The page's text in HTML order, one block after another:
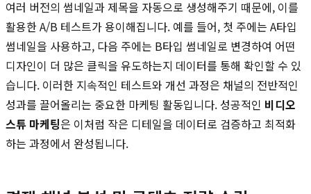
여러 버전의 썸네일과 제목을 자동으로 생성해주기 때문에, 이를
활용한 A/B 테스트가 용이해집니다. 예를 들어, 첫 주에는 A타입
썸네일을 사용하고, 다음 주에는 B타입 썸네일로 변경하여 어떤
디자인이 더 많은 클릭을 유도하는지 데이터를 통해 확인할 수 있
습니다. 이러한 지속적인 테스트와 개선 과정은 채널의 전반적인
성과를 끌어올리는 중요한 마케팅 활동입니다. 성공적인 비디오
스튜 마케팅은 이처럼 작은 디테일을 데이터로 검증하고 최적화
하는 과정에서 완성됩니다.